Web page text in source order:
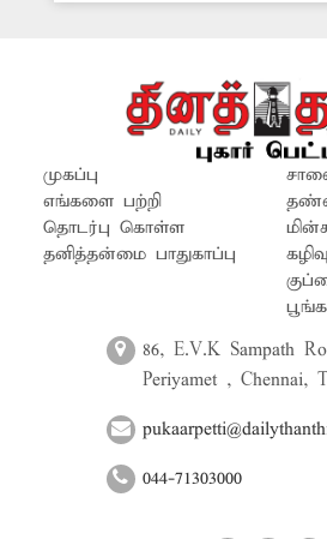
கோரிக்கை வைக்கின்றனர்.
முகப்பு
எங்களை பற்றி
தொடர்பு கொள்ள
தனித்தன்மை பாதுகாப்பு
86, E.V.K Sampath
Periyamet , Chennai,
044-71303000